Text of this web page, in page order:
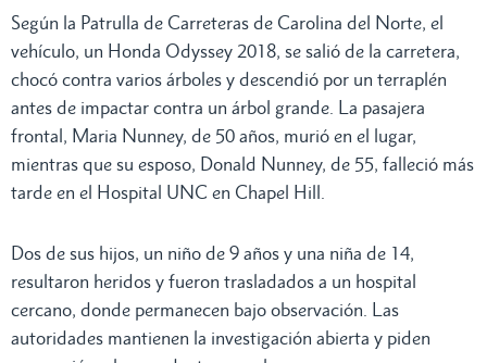
Según la Patrulla de Carreteras de Carolina del Norte, el
vehículo, un Honda Odyssey 2018, se salió de la carretera,
chocó contra varios árboles y descendió por un terraplén
antes de impactar contra un árbol grande. La pasajera
frontal, Maria Nunney, de 50 años, murió en el lugar,
mientras que su esposo, Donald Nunney, de 55, falleció más
tarde en el Hospital UNC en Chapel Hill.
Dos de sus hijos, un niño de 9 años y una niña de 14,
resultaron heridos y fueron trasladados a un hospital
cercano, donde permanecen bajo observación. Las
autoridades mantienen la investigación abierta y piden